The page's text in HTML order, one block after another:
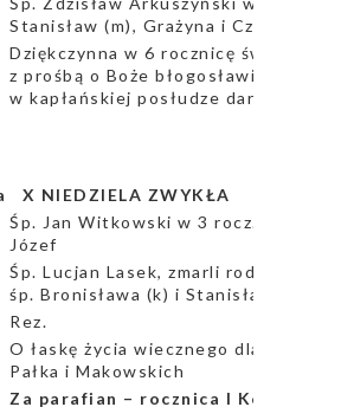
Stanisław (m), Grażyna i Czesław z
Dziękczynna w 6 rocznicę święceń
z prośbą o Boże
w kapłańskiej posłudze dary
X NIEDZIELA ZWYKŁA
Śp. Jan Witkowski w 3 rocz.
Józef
Śp. Lucjan Lasek, zmarli rodzice
śp. Bronisława (k) i Stanisław Lasek
Rez.
O łaskę życia wiecznego dla
Pałka i Makowskich
Za parafian – rocznica I Komunii